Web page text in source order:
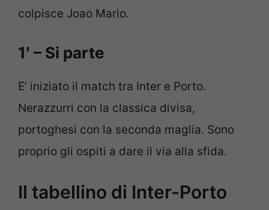
colpisce Joao Mario.
1′ – Si parte
E’ iniziato il match tra Inter e Porto.
Nerazzurri con la classica divisa,
portoghesi con la seconda maglia. Sono
proprio gli ospiti a dare il via alla sfida.
Il tabellino di Inter-Porto